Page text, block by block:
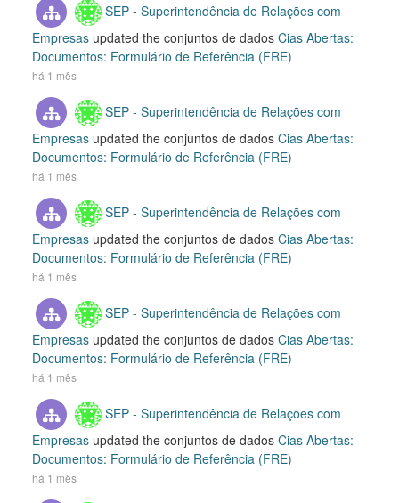
SEP - Superintendência de Relações com
Empresas updated the conjuntos de dados Cias Abertas:
Documentos: Formulário de Referência (FRE)
há 1 mês
SEP - Superintendência de Relações com
Empresas updated the conjuntos de dados Cias Abertas:
Documentos: Formulário de Referência (FRE)
há 1 mês
SEP - Superintendência de Relações com
Empresas updated the conjuntos de dados Cias Abertas:
Documentos: Formulário de Referência (FRE)
há 1 mês
SEP - Superintendência de Relações com
Empresas updated the conjuntos de dados Cias Abertas:
Documentos: Formulário de Referência (FRE)
há 1 mês
SEP - Superintendência de Relações com
Empresas updated the conjuntos de dados Cias Abertas:
Documentos: Formulário de Referência (FRE)
há 1 mês